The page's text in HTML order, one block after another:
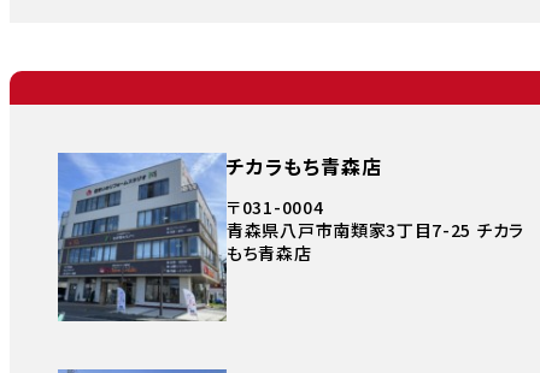
チカラもち青森店
〒031-0004
青森県八戸市南類家3丁目7-25 チカラ
もち青森店